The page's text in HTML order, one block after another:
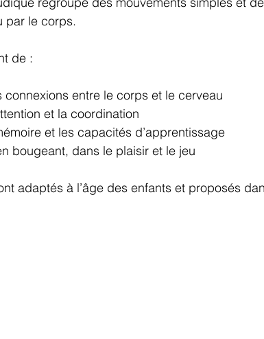
par le corps.
de :
connexions entre le corps et le cerveau
et la coordination
et les capacités d’apprentissage
bougeant, dans le plaisir et le jeu
adaptés à l’âge des enfants et proposés